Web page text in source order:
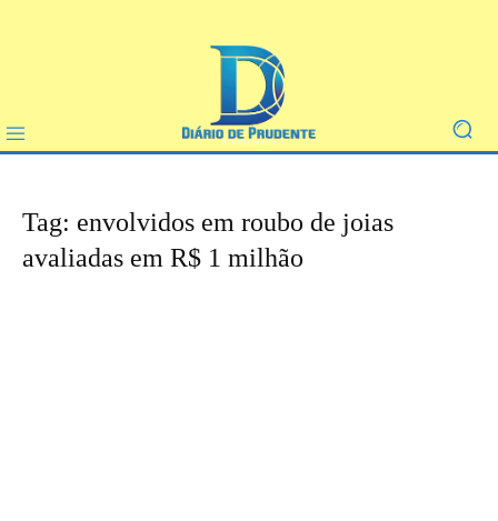
Tag: envolvidos em roubo de joias
avaliadas em R$ 1 milhão